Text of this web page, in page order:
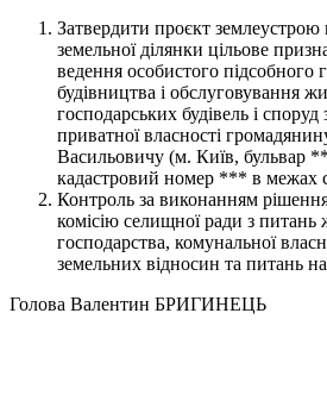
Затвердити проєкт землеустрою
земельної ділянки цільове
ведення особистого підсобного
будівництва і обслуговування
господарських будівель і споруд
приватної власності
Васильовичу (м. Київ, бульвар
кадастровий номер *** в межах
Контроль за виконанням
комісію селищної ради з
господарства, комунальної
земельних відносин та питань
Голова Валентин БРИГИНЕЦЬ